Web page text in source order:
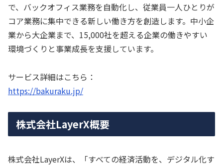
で、バックオフィス業務を自動化し、従業員一人ひとりが
コア業務に集中できる新しい働き方を創造します。中小企
業から大企業まで、15,000社を超える企業の働きやすい
環境づくりと事業成長を支援しています。
サービス詳細はこちら：
https://bakuraku.jp/
株式会社LayerX概要
株式会社LayerXは、「すべての経済活動を、デジタル化す